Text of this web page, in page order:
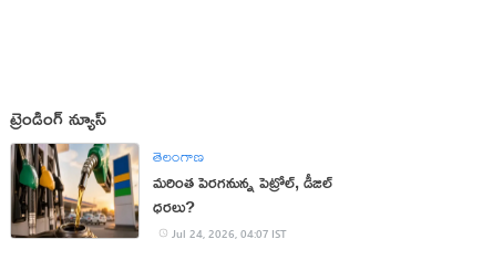
ట్రెండింగ్ న్యూస్
తెలంగాణ
మరింత పెరగనున్న పెట్రోల్, డీజిల్
ధరలు?
Jul 24, 2026, 04:07 IST